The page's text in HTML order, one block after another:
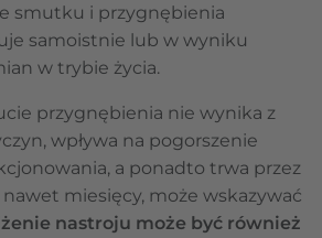
smutku i przygnębienia
samoistnie lub w wyniku
w trybie życia.
przygnębienia nie wynika z
wpływa na pogorszenie
a ponadto trwa przez
miesięcy, może wskazywać
nastroju może być również